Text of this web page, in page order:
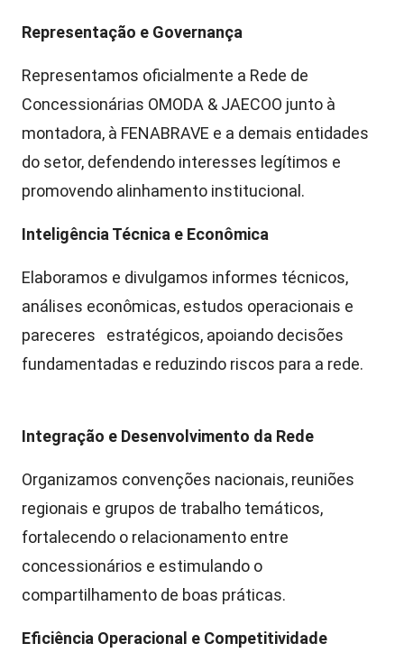
Representação e Governança
Representamos oficialmente a Rede de
Concessionárias OMODA & JAECOO junto à
montadora, à FENABRAVE e a demais entidades
do setor, defendendo interesses legítimos e
promovendo alinhamento institucional.
Inteligência Técnica e Econômica
Elaboramos e divulgamos informes técnicos,
análises econômicas, estudos operacionais e
pareceres estratégicos, apoiando decisões
fundamentadas e reduzindo riscos para a rede.
Integração e Desenvolvimento da Rede
Organizamos convenções nacionais, reuniões
regionais e grupos de trabalho temáticos,
fortalecendo o relacionamento entre
concessionários e estimulando o
compartilhamento de boas práticas.
Eficiência Operacional e Competitividade